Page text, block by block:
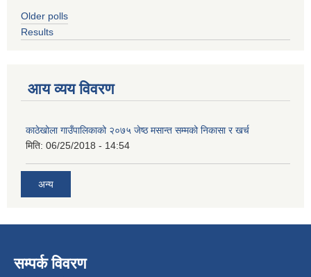
Older polls
Results
आय व्यय विवरण
काठेखोला गाउँपालिकाको २०७५ जेष्ठ मसान्त सम्मको निकासा र खर्च
मिति: 06/25/2018 - 14:54
अन्य
सम्पर्क विवरण